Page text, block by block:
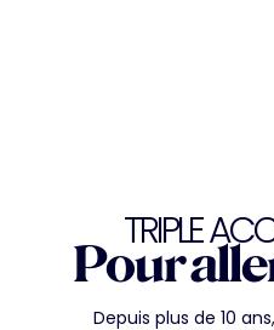
TRIPLE
Pour
Depuis plus de 10